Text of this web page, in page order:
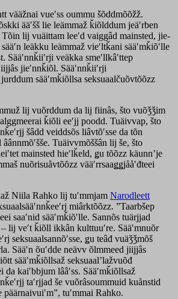
vääžnai vueʹss oummu šõddmõõžž.
ääʹšš lie leämmaž ǩiõlddum jeäʹrben
Tõin lij vuäittam leeʹd vaiggâd mainsted, jie-
leäkku leämmaž vieʹltǩani sääʹmǩiõʹlle
Sääʹnnǩiiʹrji veäkka smeʹllkâʹttep
jieʹnnǩiõl. Sääʹnnǩiiʹrji
sääʹmǩiõllsa seksuaalčuõvtõõzz
lij vuõrddum da lij fiinâs, što vuõǯǯim
ǩiõli eeʹjj poodd. Tuäivvap, što
šâdd veiddsõs liâvtõʹsse da tõn
âânnmõʹšše. Tuäivvmõššân lij še, što
mainsted hieʹlǩeld, ǥu tõõzz käunnʼje
nuõrisuåvtõõzz vääʹrrsaaǥǥjååʹđteei
Niila Rahko lij tuʹmmjam Narodleett
miârktõõzz. ”Taarbšep
saaʹnid sääʹmǩiõʹlle. Sannõs tuärjjad
lij veʹt ǩiõll ikkân kulttuuʹre. Sääʹmnuõr
seksuaalsannõʹsse, ǥu teâđ vuäǯǯmõš
Sääʹn õuʹdde neävv õlmmeed jiijjâs
sääʹmǩiõllsaž seksuaalʼlažvuõđ
da kaiʹbbjum lââʹss. Sääʹmǩiõllsaž
taʹrjjad še vuõrâsoummuid kuånstid
päärnaivuiʹm”, tuʹmmai Rahko.